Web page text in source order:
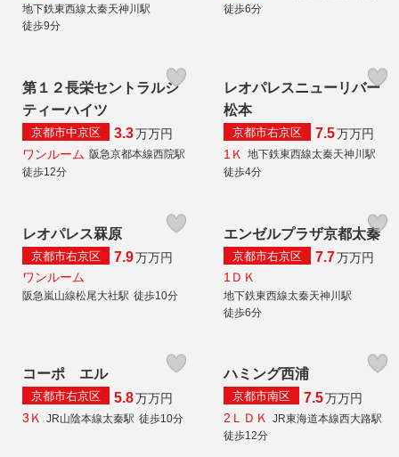
地下鉄東西線太秦天神川駅
徒歩9分
徒歩6分
第１２長栄セントラルシ
ティーハイツ
京都市中京区 3.3万万円
ワンルーム 阪急京都本線西院駅
徒歩12分
レオパレスニューリバー
松本
京都市右京区 7.5万万円
1Ｋ
地下鉄東西線太秦天神川駅
徒歩4分
レオパレス罧原
京都市右京区 7.9万万円
ワンルーム
阪急嵐山線松尾大社駅 徒歩10分
エンゼルプラザ京都太秦
京都市右京区 7.7万万円
1ＤＫ
地下鉄東西線太秦天神川駅
徒歩6分
コーポ エル
京都市右京区 5.8万万円
3Ｋ
JR山陰本線太秦駅 徒歩10分
ハミング西浦
京都市南区 7.5万万円
2ＬＤＫ
JR東海道本線西大路駅
徒歩12分